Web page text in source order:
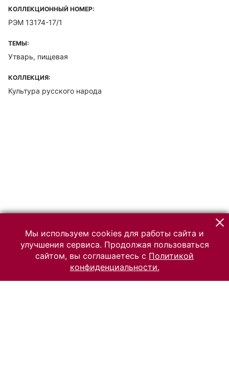
КОЛЛЕКЦИОННЫЙ НОМЕР:
РЭМ 13174-17/1
ТЕМЫ:
Утварь, пищевая
КОЛЛЕКЦИЯ:
Культура русского народа
Мы используем cookies для работы сайта и
улучшения сервиса. Продолжая пользоваться
сайтом, вы соглашаетесь с Политикой
конфиденциальности.